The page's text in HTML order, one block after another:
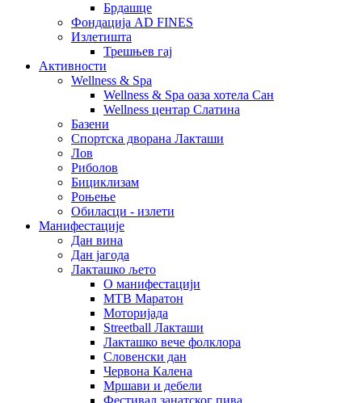
Брдашце
Фондација AD FINES
Излетишта
Трешњев гај
Активности
Wellness & Spa
Wellness & Spa оаза хотела Сан
Wellness центар Слатина
Базени
Спортска дворана Лакташи
Лов
Риболов
Бициклизам
Роњење
Обиласци - излети
Манифестације
Дан вина
Дан јагода
Лакташко љето
О манифестацији
MTB Маратон
Моторијада
Streetball Лакташи
Лакташко вече фолклора
Словенски дан
Червона Калена
Мршави и дебели
Фестивал занатског пива